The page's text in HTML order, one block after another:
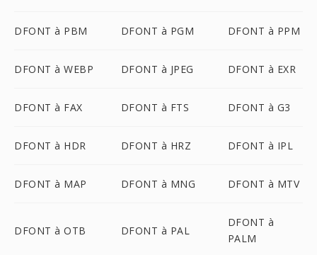
DFONT à PBM DFONT à PGM DFONT à PPM
DFONT à WEBP DFONT à JPEG DFONT à EXR
DFONT à FAX DFONT à FTS DFONT à G3
DFONT à HDR DFONT à HRZ DFONT à IPL
DFONT à MAP DFONT à MNG DFONT à MTV
DFONT à OTB DFONT à PAL
DFONT à
PALM